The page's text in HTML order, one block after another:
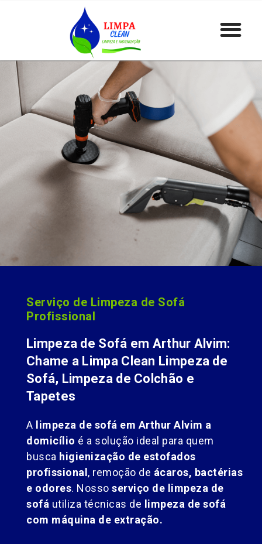
Serviço de Limpeza de Sofá
Profissional
Limpeza de Sofá em Arthur Alvim:
Chame a Limpa Clean Limpeza de
Sofá, Limpeza de Colchão e
Tapetes
A limpeza de sofá em Arthur Alvim a
domicílio é a solução ideal para quem
busca higienização de estofados
profissional, remoção de ácaros, bactérias
e odores. Nosso serviço de limpeza de
sofá utiliza técnicas de limpeza de sofá
com máquina de extração.